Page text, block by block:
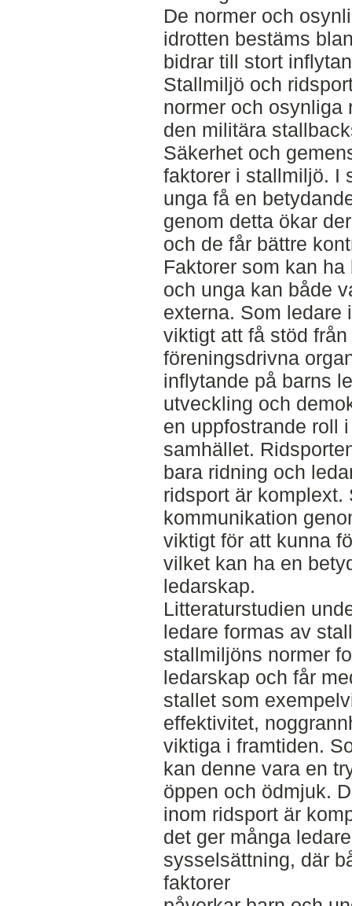
De normer och
idrotten bestäms
bidrar till stort
Stallmiljö och
normer och osynliga
den militära
Säkerhet och
faktorer i stallmiljö. I
unga få en
genom detta ökar
och de får bättre
Faktorer som kan
och unga kan både
externa. Som ledare
viktigt att få stöd
föreningsdrivna
inflytande på barns
utveckling och
en uppfostrande roll i
samhället.
bara ridning och
ridsport är komplext.
kommunikation
viktigt för att kunna
vilket kan ha en
ledarskap.
Litteraturstudien
ledare formas av
stallmiljöns normer
ledarskap och får
stallet som
effektivitet,
viktiga i framtiden.
kan denne vara en
öppen och ödmjuk.
inom ridsport är
det ger många
sysselsättning, där
faktorer